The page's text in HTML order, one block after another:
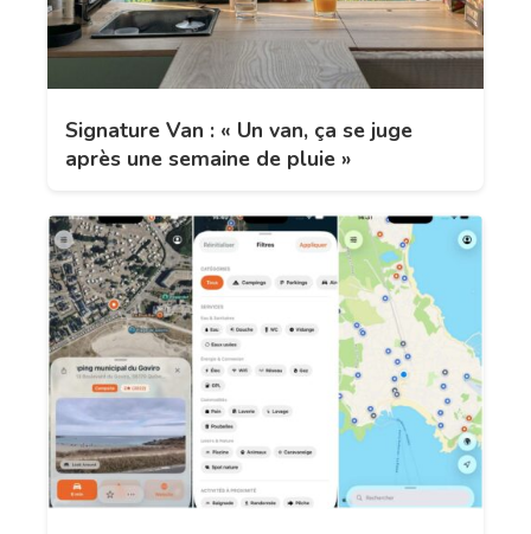
Signature Van : « Un van, ça se juge
après une semaine de pluie »